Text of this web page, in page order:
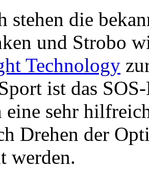
stehen die
und Strobo
Technology
ist das
eine sehr
Drehen der
werden.